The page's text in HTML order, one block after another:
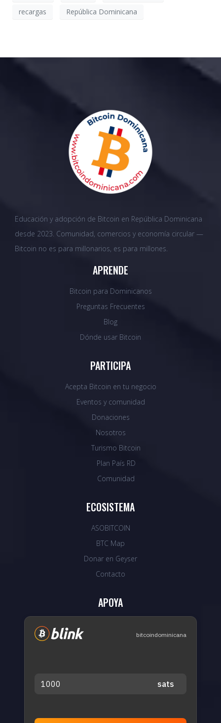
recargas
República Dominicana
Educación y adopción de Bitcoin en República Dominicana
desde 2023. Comunidad, comercios y economía circular —
Bitcoin no es para millonarios, es para millones.
APRENDE
Bitcoin para Dominicanos
Preguntas Frecuentes
Blog
Dónde usar Bitcoin
PARTICIPA
Acepta Bitcoin en tu negocio
Eventos y comunidad
Donaciones
Nosotros
Turismo Bitcoin
Plan País RD
Comunidad
ECOSISTEMA
ASOBITCOIN
BTC Map
Donar en Geyser
Contacto
APOYA
bitcoindominicana